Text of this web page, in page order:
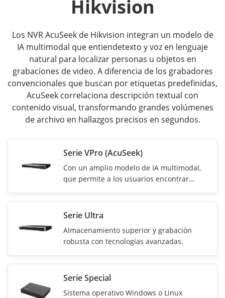
Hikvision
Los NVR AcuSeek de Hikvision integran un modelo de
IA multimodal que entiendetexto y voz en lenguaje
natural para localizar personas u objetos en
grabaciones de video. A diferencia de los grabadores
convencionales que buscan por etiquetas predefinidas,
AcuSeek correlaciona descripción textual con
contenido visual, transformando grandes volúmenes
de archivo en hallazgos precisos en segundos.
Serie VPro (AcuSeek)
Con un amplio modelo de IA multimodal,
que permite a los usuarios encontrar
Serie Ultra
Almacenamiento superior y grabación
robusta con tecnologías avanzadas.
Serie Special
Sistema operativo Windows o Linux